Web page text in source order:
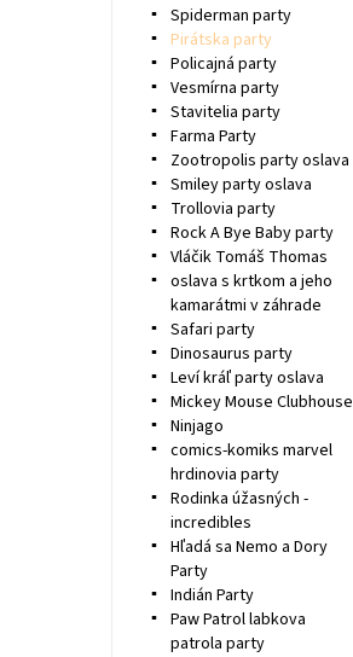
Spiderman party
Pirátska party
Policajná party
Vesmírna party
Stavitelia party
Farma Party
Zootropolis party oslava
Smiley party oslava
Trollovia party
Rock A Bye Baby party
Vláčik Tomáš Thomas
oslava s krtkom a jeho
kamarátmi v záhrade
Safari party
Dinosaurus party
Leví kráľ party oslava
Mickey Mouse Clubhouse
Ninjago
comics-komiks marvel
hrdinovia party
Rodinka úžasných -
incredibles
Hľadá sa Nemo a Dory
Party
Indián Party
Paw Patrol labkova
patrola party